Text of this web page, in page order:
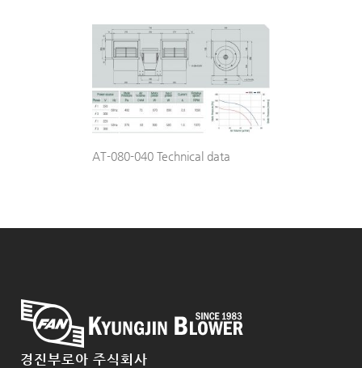
AT-080-040 Technical data
경진부로아 주식회사